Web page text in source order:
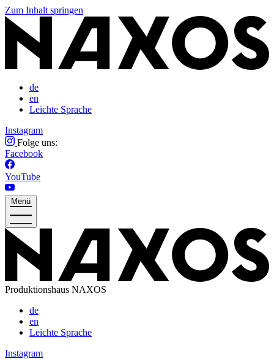
Zum Inhalt springen
de
en
Leichte Sprache
Instagram
Folge uns:
Facebook
YouTube
Menü
Produktionshaus NAXOS
de
en
Leichte Sprache
Instagram